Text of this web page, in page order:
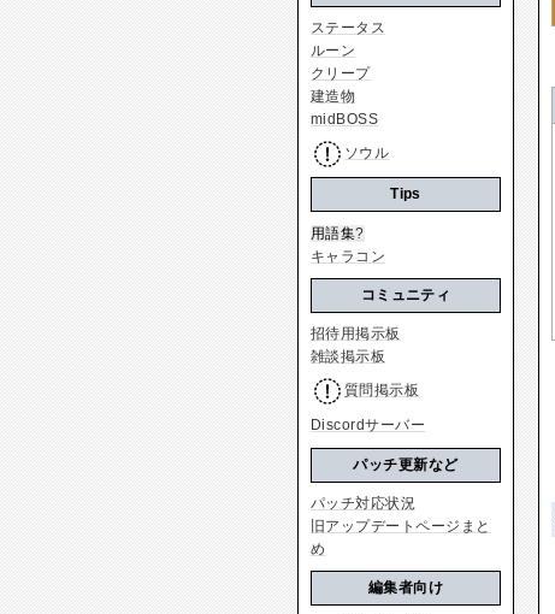
ステータス
ルーン
クリープ
建造物
midBOSS
ソウル
Tips
用語集?
キャラコン
コミュニティ
招待用掲示板
雑談掲示板
質問掲示板
Discordサーバー
パッチ更新など
パッチ対応状況
旧アップデートページまと
め
編集者向け